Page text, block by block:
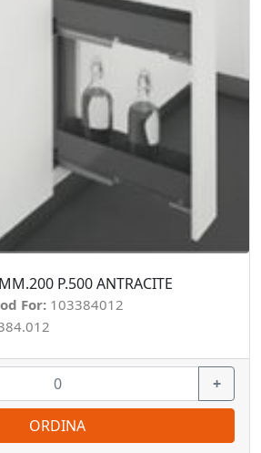
P.500 ANTRACITE
For: 103384012
+
ORDINA